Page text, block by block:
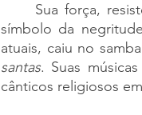
Sua força,
símbolo da
atuais, caiu no
santas. Suas
cânticos religiosos